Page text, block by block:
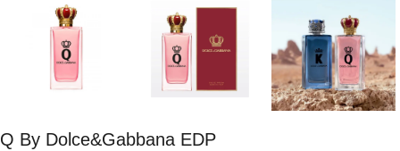
Q By Dolce&Gabbana EDP